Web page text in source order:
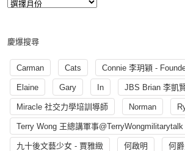
慶爆搜尋
Carman Cats Connie 李玥穎 -
Elaine Gary In JBS Brian 李凱
Miracle 社交力學培訓導師 Norman
Terry Wong 王總講軍事@TerryWongmilitarytalk
九十後文藝少女 - 賈雅緻 何啟明 何